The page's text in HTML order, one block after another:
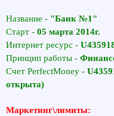
Название - "Банк №1"
Старт - 05 марта 2014г.
Интернет ресурс -
Принцип работы -
Счет PerfectMoney -
открыта)
Маркетинг\лимиты: